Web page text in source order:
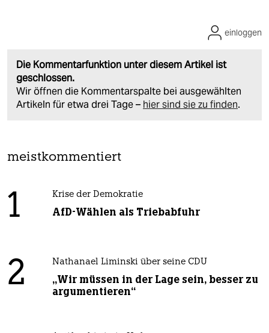
Die Kommentarfunktion unter diesem Artikel ist
geschlossen.
Wir öffnen die Kommentarspalte bei ausgewählten
Artikeln für etwa drei Tage – hier sind sie zu finden.
einloggen
meistkommentiert
1 Krise der Demokratie
AfD-Wählen als Triebabfuhr
2 Nathanael Liminski über seine CDU
„Wir müssen in der Lage sein, besser zu
argumentieren“